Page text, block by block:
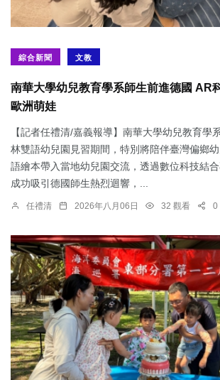
綜合新聞 文教
南華大學幼兒教育學系師生前進德國 AR
歐洲萌娃
【記者任禮清/嘉義報導】南華大學幼兒教育學
林雙語幼兒園見習期間，特別將陪伴臺灣偏鄉
語繪本帶入當地幼兒園交流，透過數位科技結合
成功吸引德國師生熱烈迴響，...
任禮清 2026年八月06日 32 觀看 0